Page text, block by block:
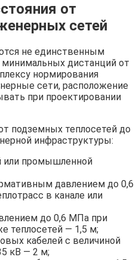
от
сетей
не единственным
дистанций от
нормирования
сети, расположение
при проектировании
подземных теплосетей до
инфраструктуры:
или промышленной
давлением до 0,6
в канале или
до 0,6 МПа при
теплосетей — 1,5 м;
кабелей с величиной
кВ — 2 м;